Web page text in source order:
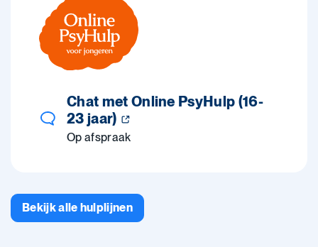
Chat met Online PsyHulp (16-
23 jaar)
Op afspraak
Bekijk alle hulplijnen